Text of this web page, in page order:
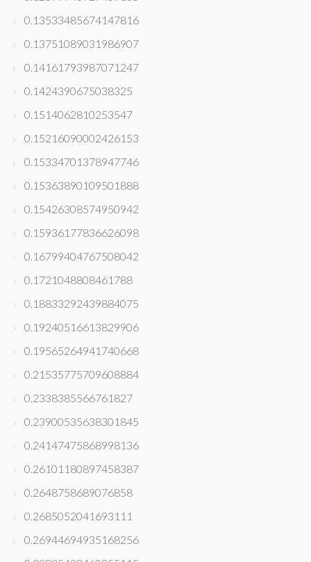
0.13533485674147816
0.13751089031986907
0.14161793987071247
0.1424390675038325
0.1514062810253547
0.15216090002426153
0.15334701378947746
0.15363890109501888
0.15426308574950942
0.15936177836626098
0.16799404767508042
0.1721048808461788
0.18833292439884075
0.19240516613829906
0.19565264941740668
0.21535775709608884
0.2338385566761827
0.23900535638301845
0.24147475868998136
0.26101180897458387
0.2648758689076858
0.2685052041693111
0.26944694935168256